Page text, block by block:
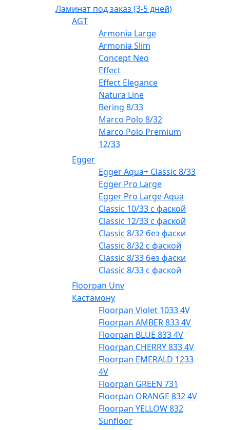
Ламинат под заказ (3-5 дней)
AGT
Armonia Large
Armonia Slim
Concept Neo
Effect
Effect Elegance
Natura Line
Bering 8/33
Marco Polo 8/32
Marco Polo Premium
12/33
Egger
Egger Aqua+ Classic 8/33
Egger Pro Large
Egger Pro Large Aqua
Classic 10/33 с фаской
Classic 12/33 с фаской
Classic 8/32 без фаски
Classic 8/32 с фаской
Classic 8/33 без фаски
Classic 8/33 с фаской
Floorpan Unv
Кастамону
Floorpan Violet 1033 4V
Floorpan AMBER 833 4V
Floorpan BLUE 833 4V
Floorpan CHERRY 833 4V
Floorpan EMERALD 1233
4V
Floorpan GREEN 731
Floorpan ORANGE 832 4V
Floorpan YELLOW 832
Sunfloor